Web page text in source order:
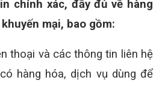
chính xác, đầy đủ về hàng
mại, bao gồm:
thoại và các thông tin liên hệ
hàng hóa, dịch vụ dùng để